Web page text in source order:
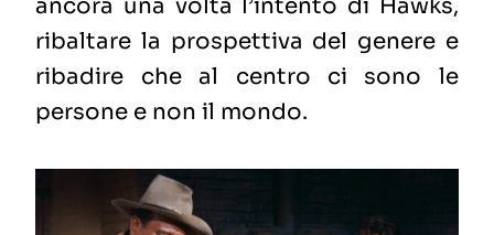
ancora una volta l’intento di Hawks,
ribaltare la prospettiva del genere e
ribadire che al centro ci sono le
persone e non il mondo.